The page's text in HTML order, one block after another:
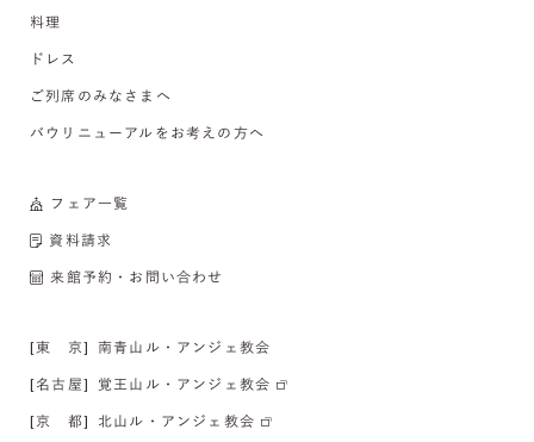
料理
ドレス
ご列席のみなさまへ
バウリニューアルをお考えの方へ
フェア一覧
資料請求
来館予約・お問い合わせ
[東 京] 南青山ル・アンジェ教会
[名古屋] 覚王山ル・アンジェ教会
[京 都] 北山ル・アンジェ教会